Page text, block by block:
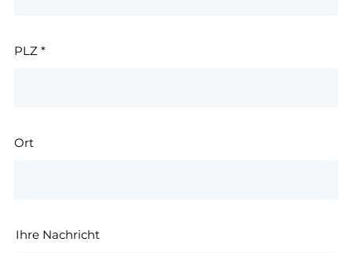
PLZ *
Ort
Ihre Nachricht